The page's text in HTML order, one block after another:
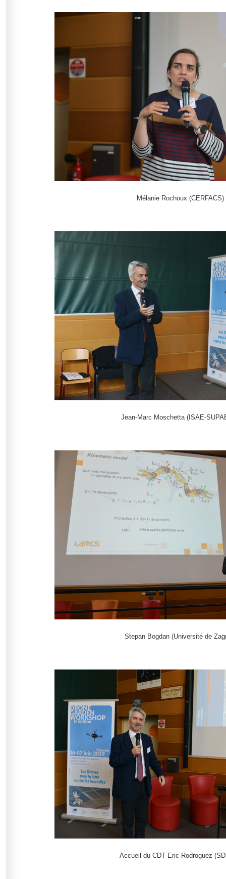
Mélanie Rochoux (CERFACS)
Jean-Marc Moschetta (ISAE-
Stepan Bogdan (Université de
Accueil du CDT Eric Rodroguez